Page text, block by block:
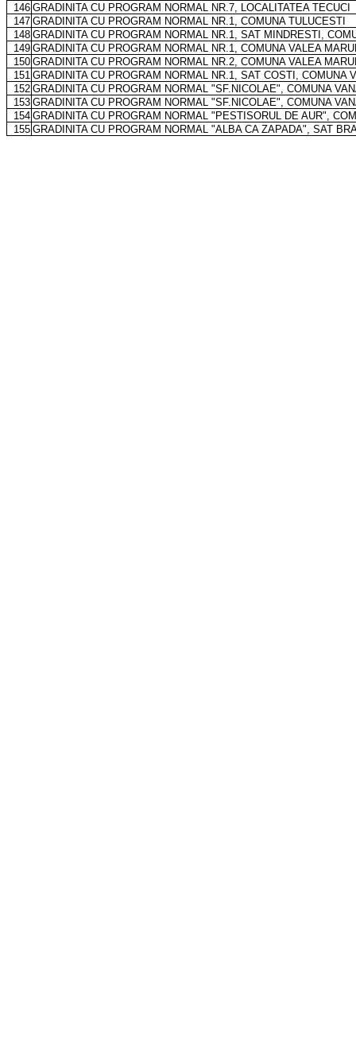
146 GRADINITA CU PROGRAM NORMAL NR.7, LOCALITATEA TECUCI
147 GRADINITA CU PROGRAM NORMAL NR.1, COMUNA TULUCESTI
148 GRADINITA CU PROGRAM NORMAL NR.1, SAT MINDRESTI,
149 GRADINITA CU PROGRAM NORMAL NR.1, COMUNA VALEA
150 GRADINITA CU PROGRAM NORMAL NR.2, COMUNA VALEA
151 GRADINITA CU PROGRAM NORMAL NR.1, SAT COSTI, COMUNA
152 GRADINITA CU PROGRAM NORMAL "SF.NICOLAE", COMUNA
153 GRADINITA CU PROGRAM NORMAL "SF.NICOLAE", COMUNA
154 GRADINITA CU PROGRAM NORMAL "PESTISORUL DE AUR",
155 GRADINITA CU PROGRAM NORMAL "ALBA CA ZAPADA", SAT